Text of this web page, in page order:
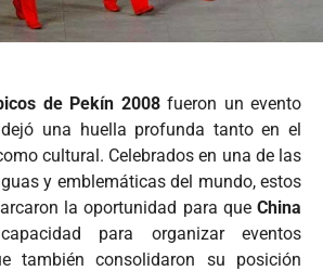
de Pekín 2008fueron un evento
una huella profunda tanto en el
cultural. Celebrados en una de las
y emblemáticas del mundo, estos
la oportunidad para que China
para organizar eventos
también consolidaron su posición